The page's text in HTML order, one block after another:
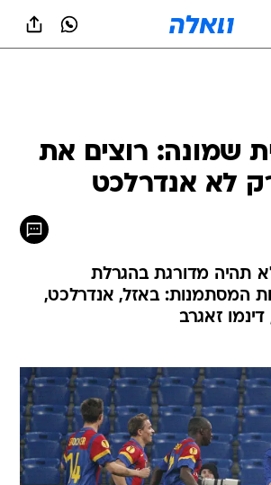
שמונה: רוצים את
לא אנדרלכט
תהיה מדורגת בהגרלת
המסתמנות: באזל, אנדרלכט,
זאגרב